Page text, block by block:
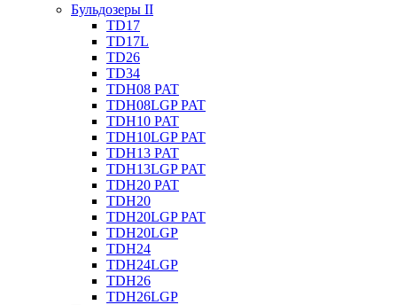
Бульдозеры II
TD17
TD17L
TD26
TD34
TDH08 PAT
TDH08LGP PAT
TDH10 PAT
TDH10LGP PAT
TDH13 PAT
TDH13LGP PAT
TDH20 PAT
TDH20
TDH20LGP PAT
TDH20LGP
TDH24
TDH24LGP
TDH26
TDH26LGP